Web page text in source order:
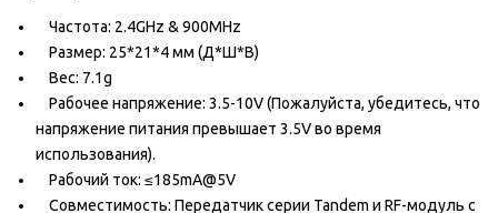
Частота: 2.4GHz & 900MHz
Размер: 25*21*4 мм (Д*Ш*В)
Вес: 7.1g
Рабочее напряжение: 3.5-10V (Пожалуйста, убедитесь, что
напряжение питания превышает 3.5V во время
использования).
Рабочий ток: ≤185mA@5V
Совместимость: Передатчик серии Tandem и RF-модуль с